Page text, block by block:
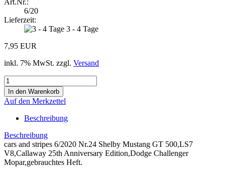
6/20
Lieferzeit:
3 - 4 Tage
7,95 EUR
inkl. 7% MwSt. zzgl. Versand
Auf den Merkzettel
Beschreibung
Beschreibung
cars and stripes 6/2020 Nr.24 Shelby Mustang GT 500,LS7
V8,Callaway 25th Anniversary Edition,Dodge Challenger
Mopar,gebrauchtes Heft.